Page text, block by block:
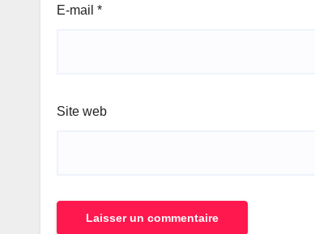
E-mail *
Site web